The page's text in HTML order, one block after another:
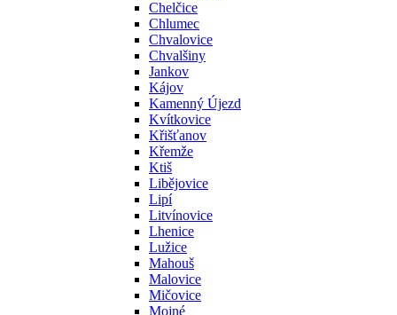
Chelčice
Chlumec
Chvalovice
Chvalšiny
Jankov
Kájov
Kamenný Újezd
Kvítkovice
Křišťanov
Křemže
Ktiš
Libějovice
Lipí
Litvínovice
Lhenice
Lužice
Mahouš
Malovice
Mičovice
Mojné